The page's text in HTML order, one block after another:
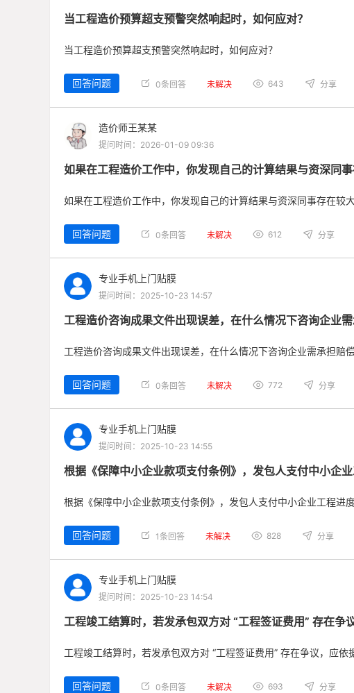
当工程造价预算超支预警突然响起时，如何应对？
当工程造价预算超支预警突然响起时，如何应对？
回答问题 0条回答 未解决 643 分享
造价师王某某
提问时间：2026-01-09 09:36
如果在工程造价工作中，你发现自己的计算结果与资深同
如果在工程造价工作中，你发现自己的计算结果与资深同事存在较
回答问题 0条回答 未解决 612 分享
专业手机上门贴膜
提问时间：2025-10-23 14:57
工程造价咨询成果文件出现误差，在什么情况下咨询企业需
工程造价咨询成果文件出现误差，在什么情况下咨询企业需承担赔偿
回答问题 0条回答 未解决 772 分享
专业手机上门贴膜
提问时间：2025-10-23 14:55
根据《保障中小企业款项支付条例》，发包人支付中小企
根据《保障中小企业款项支付条例》，发包人支付中小企业工程进
回答问题 1条回答 未解决 828 分享
专业手机上门贴膜
提问时间：2025-10-23 14:54
工程竣工结算时，若发承包双方对 “工程签证费用” 存在争
工程竣工结算时，若发承包双方对 “工程签证费用” 存在争议，应依
回答问题 0条回答 未解决 693 分享